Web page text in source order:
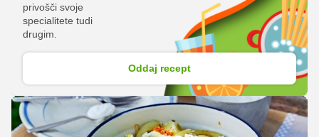
privošči svoje
specialitete tudi
drugim.
Oddaj recept